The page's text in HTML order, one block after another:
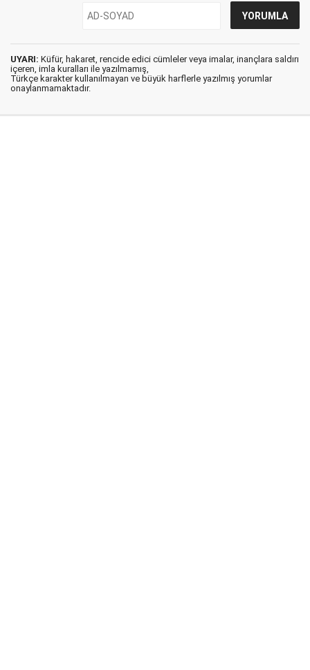
UYARI: Küfür, hakaret, rencide edici cümleler veya imalar, inançlara saldırı
içeren, imla kuralları ile yazılmamış,
Türkçe karakter kullanılmayan ve büyük harflerle yazılmış yorumlar
onaylanmamaktadır.